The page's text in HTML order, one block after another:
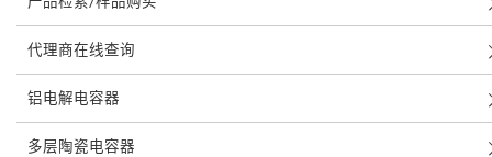
代理商在线查询
铝电解电容器
多层陶瓷电容器